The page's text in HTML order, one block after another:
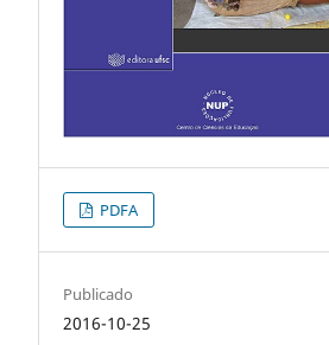
PDFA
Publicado
2016-10-25